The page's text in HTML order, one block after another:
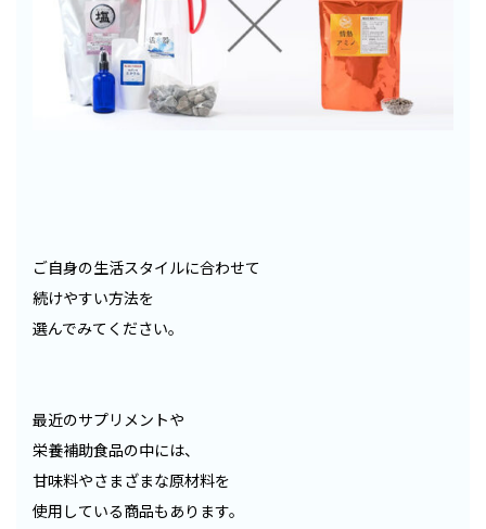
ご自身の生活スタイルに合わせて
続けやすい方法を
選んでみてください。
最近のサプリメントや
栄養補助食品の中には、
甘味料やさまざまな原材料を
使用している商品もあります。